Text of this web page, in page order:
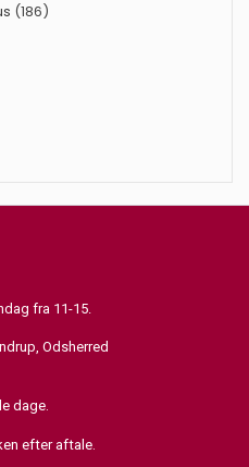
(186)
fra 11-15.
Odsherred
dage.
efter aftale.